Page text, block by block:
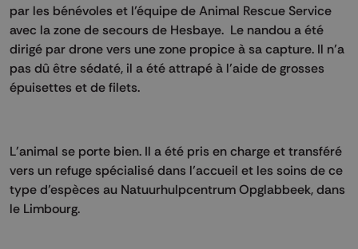
par les bénévoles et l’équipe de Animal Rescue Service
avec la zone de secours de Hesbaye. Le nandou a été
dirigé par drone vers une zone propice à sa capture. Il n’a
pas dû être sédaté, il a été attrapé à l’aide de grosses
épuisettes et de filets.
L'animal se porte bien. Il a été pris en charge et transféré
vers un refuge spécialisé dans l’accueil et les soins de ce
type d’espèces au Natuurhulpcentrum Opglabbeek, dans
le Limbourg.